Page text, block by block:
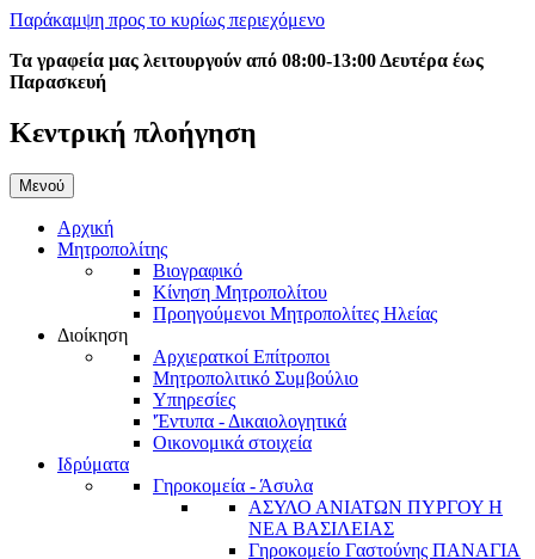
Παράκαμψη προς το κυρίως περιεχόμενο
Τα γραφεία μας λειτουργούν από 08:00-13:00 Δευτέρα έως
Παρασκευή
Κεντρική πλοήγηση
Μενού
Αρχική
Μητροπολίτης
Βιογραφικό
Κίνηση Μητροπολίτου
Προηγούμενοι Μητροπολίτες Ηλείας
Διοίκηση
Αρχιερατκοί Επίτροποι
Μητροπολιτικό Συμβούλιο
Υπηρεσίες
'Έντυπα - Δικαιολογητικά
Οικονομικά στοιχεία
Ιδρύματα
Γηροκομεία - Άσυλα
ΑΣΥΛΟ ΑΝΙΑΤΩΝ ΠΥΡΓΟΥ Η
ΝΕΑ ΒΑΣΙΛΕΙΑΣ
Γηροκομείο Γαστούνης ΠΑΝΑΓΙΑ